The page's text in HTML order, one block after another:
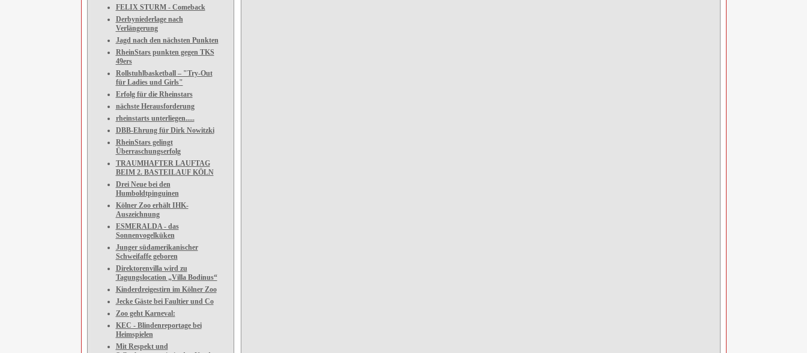
FELIX STURM - Comeback
Derbyniederlage nach
Verlängerung
Jagd nach den nächsten Punkten
RheinStars punkten gegen TKS
49ers
Rollstuhlbasketball – "Try-Out
für Ladies und Girls"
Erfolg für die Rheinstars
nächste Herausforderung
rheinstarts unterliegen.....
DBB-Ehrung für Dirk Nowitzki
RheinStars gelingt
Überraschungserfolg
TRAUMHAFTER LAUFTAG
BEIM 2. BASTEILAUF KÖLN
Drei Neue bei den
Humboldtpinguinen
Kölner Zoo erhält IHK-
Auszeichnung
ESMERALDA - das
Sonnenvogelküken
Junger südamerikanischer
Schweifaffe geboren
Direktorenvilla wird zu
Tagungslocation „Villa Bodinus“
Kinderdreigestirn im Kölner Zoo
Jecke Gäste bei Faultier und Co
Zoo geht Karneval:
KEC - Blindenreportage bei
Heimspielen
Mit Respekt und